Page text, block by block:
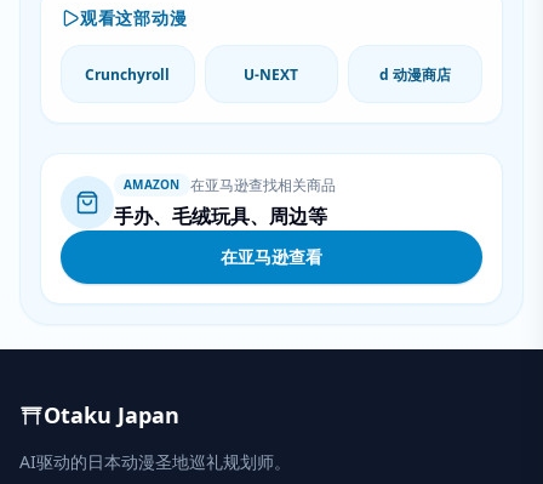
观看这部动漫
Crunchyroll U-NEXT d 动漫商店
AMAZON 在亚马逊查找相关商品
手办、毛绒玩具、周边等
在亚马逊查看
Otaku Japan
AI驱动的日本动漫圣地巡礼规划师。